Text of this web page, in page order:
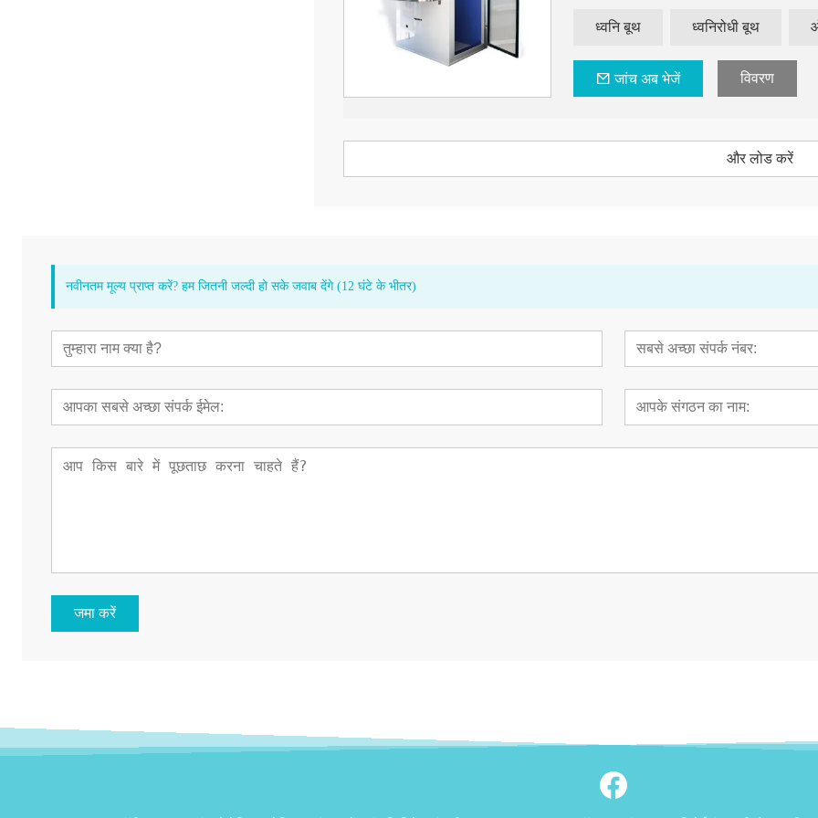
ध्वनि बूथ ध्वनिरोधी बूथ
जांच अब भेजें विवरण
और लोड करें
नवीनतम मूल्य प्राप्त करें? हम जितनी जल्दी हो सके जवाब देंगे (12 घंटे के भीतर)
जमा करें